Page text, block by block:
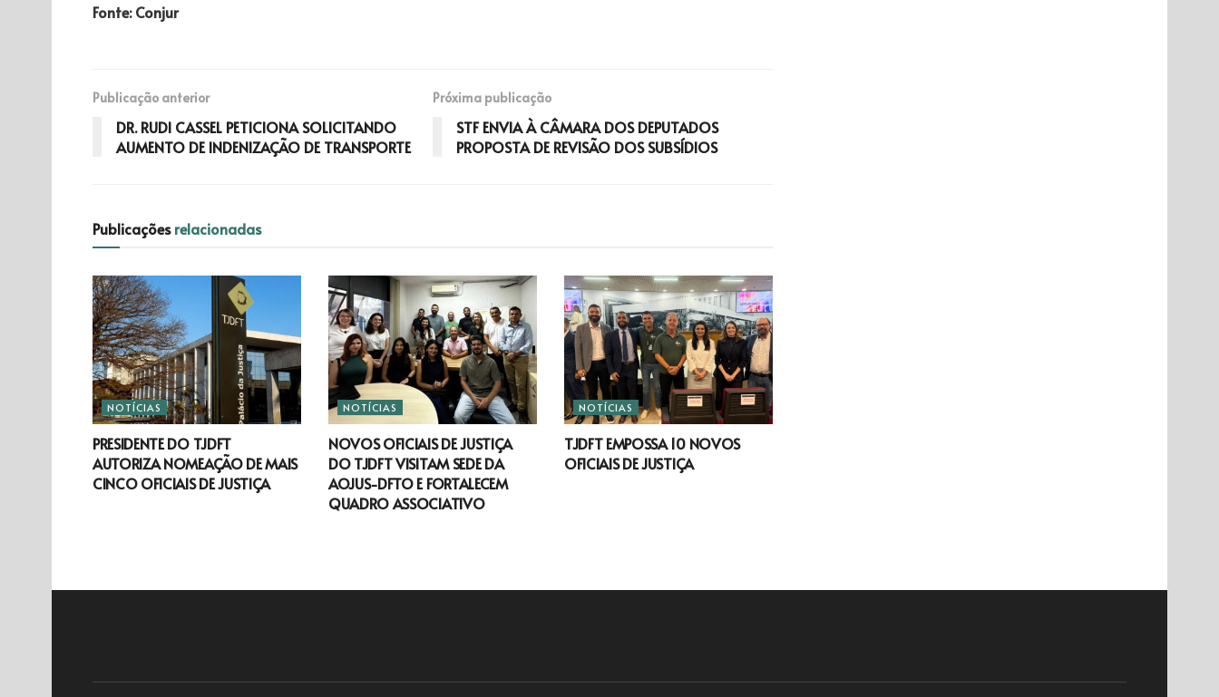
Fonte: Conjur
Publicação anterior
DR. RUDI CASSEL PETICIONA SOLICITANDO
AUMENTO DE INDENIZAÇÃO DE TRANSPORTE
Próxima publicação
STF ENVIA À CÂMARA DOS DEPUTADOS
PROPOSTA DE REVISÃO DOS SUBSÍDIOS
Publicaçõesrelacionadas
NOTÍCIAS
PRESIDENTE DO TJDFT
AUTORIZA NOMEAÇÃO DE MAIS
CINCO OFICIAIS DE JUSTIÇA
NOTÍCIAS
NOVOS OFICIAIS DE JUSTIÇA
DO TJDFT VISITAM SEDE DA
AOJUS-DFTO E FORTALECEM
QUADRO ASSOCIATIVO
NOTÍCIAS
TJDFT EMPOSSA 10 NOVOS
OFICIAIS DE JUSTIÇA